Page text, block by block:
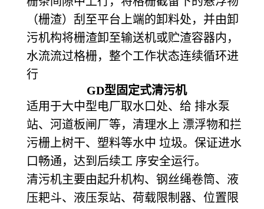
（栅渣）刮至平台上端的卸料处，并由卸
污机构将栅渣卸至输送机或贮渣容器内，
水流流过格栅，整个工作状态连续循环进
行
GD型固定式清污机
适用于大中型电厂取水口处、给 排水泵
站、河道板闸厂等，清理水上 漂浮物和拦
污栅上树干、塑料等水中 垃圾。保证进水
口畅通，达到后续工 序安全运行。
清污机主要由起升机构、钢丝绳卷筒、液
压耙斗、液压泵站、荷载限制器、位置限